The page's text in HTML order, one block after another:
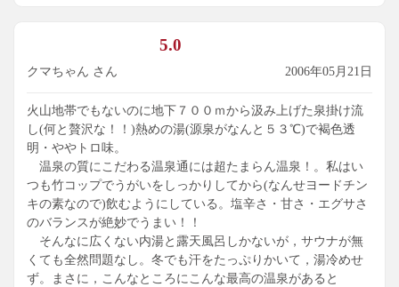
5.0
クマちゃん さん 2006年05月21日
火山地帯でもないのに地下７００ｍから汲み上げた泉掛け流
し(何と贅沢な！！)熱めの湯(源泉がなんと５３℃)で褐色透
明・ややトロ味。
温泉の質にこだわる温泉通には超たまらん温泉！。私はい
つも竹コップでうがいをしっかりしてから(なんせヨードチン
キの素なので)飲むようにしている。塩辛さ・甘さ・エグサさ
のバランスが絶妙でうまい！！
そんなに広くない内湯と露天風呂しかないが，サウナが無
くても全然問題なし。冬でも汗をたっぷりかいて，湯冷めせ
ず。まさに，こんなところにこんな最高の温泉があると